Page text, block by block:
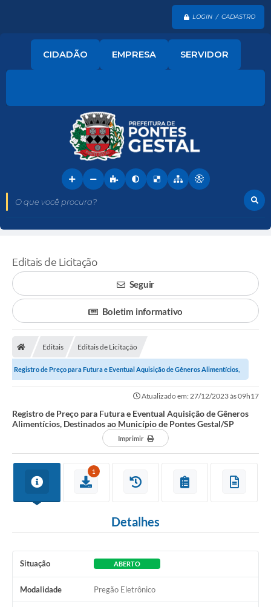
LOGIN / CADASTRO
O que você procura?
CIDADÃO EMPRESA SERVIDOR
Editais de Licitação
Seguir
Boletim informativo
Editais Editais de Licitação
Registro de Preço para Futura e Eventual Aquisição de Gêneros Alimentícios,
Atualizado em: 27/12/2023 às 09h17
Registro de Preço para Futura e Eventual Aquisição de Gêneros
Alimentícios, Destinados ao Município de Pontes Gestal/SP
Imprimir
1
Detalhes
Situação ABERTO
Modalidade Pregão Eletrônico